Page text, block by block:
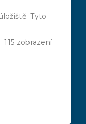
Tyto
zobrazení